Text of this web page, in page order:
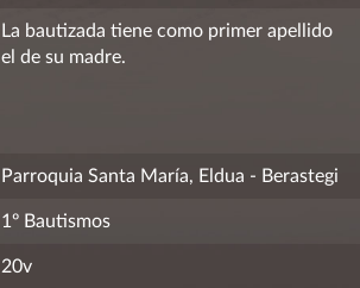
La bautizada tiene como primer apellido
el de su madre.
Parroquia Santa María, Eldua - Berastegi
1º Bautismos
20v